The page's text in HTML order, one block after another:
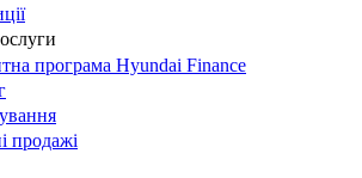
програма Hyundai Finance
продажі